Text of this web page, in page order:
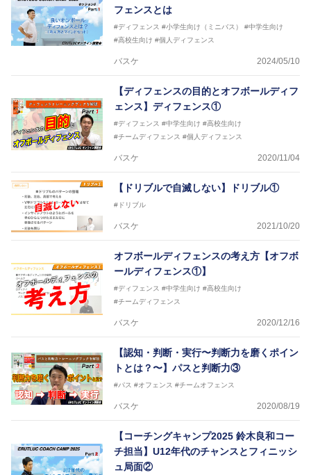
2017年U12ナショナルキャンプヘッドコーチ
2017年U13ナショナルキャンプヘッドコーチ
2017年男子日本代表サポートコーチ
リーコーチ
2018年U13ナショナルキャンプヘッドコーチ
2018年～2021年男子日本代表サポートコーチ
2021年～女子日本代表アシスタントコーチ
フェンスとは
#ディフェンス #小学生向け（ミニバス）
#中学生向け
#高校生向け #個人ディフェンス
バスケ 2024/05/10
【ディフェンスの目的とオフボールディフ
ェンス】ディフェンス①
#ディフェンス #中学生向け #高校生向け
#チームディフェンス #個人ディフェンス
バスケ 2020/11/04
【ドリブルで自滅しない】ドリブル①
#ドリブル
バスケ 2021/10/20
オフボールディフェンスの考え方【オフボ
ールディフェンス①】
#ディフェンス #中学生向け #高校生向け
#チームディフェンス
バスケ 2020/12/16
【認知・判断・実行〜判断力を磨くポイン
トとは？〜】パスと判断力③
#パス #オフェンス #チームオフェンス
バスケ 2020/08/19
【コーチングキャンプ2025 鈴木良和コー
チ担当】U12年代のチャンスとフィニッシ
ュ局面②